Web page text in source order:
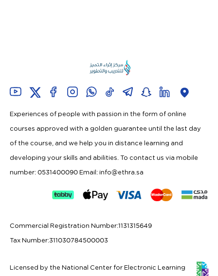
Experiences of people with passion in the form of online
courses approved with a golden guarantee until the last day
of the course, and we help you in distance learning and
developing your skills and abilities. To contact us via mobile
number: 0531400090 Email:info@ethra.sa
Commercial Registration Number:1131315649
Tax Number:311030784500003
Licensed by the National Center for Electronic Learning